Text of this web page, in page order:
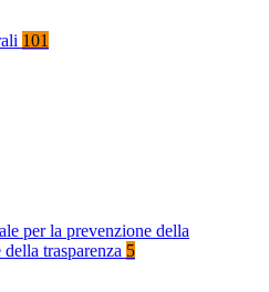
101
per la prevenzione della
trasparenza 5